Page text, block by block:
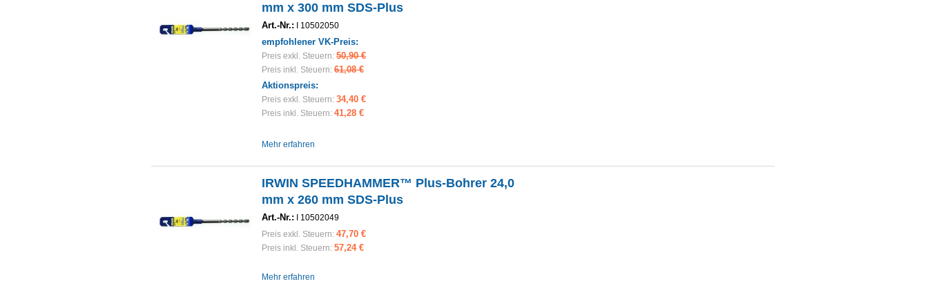
mm x 300 mm SDS-Plus
Art.-Nr.: I 10502050
empfohlener VK-Preis:
Preis exkl. Steuern: 50,90 €
Preis inkl. Steuern: 61,08 €
Aktionspreis:
Preis exkl. Steuern: 34,40 €
Preis inkl. Steuern: 41,28 €
Mehr erfahren
IRWIN SPEEDHAMMER™ Plus-Bohrer 24,0
mm x 260 mm SDS-Plus
Art.-Nr.: I 10502049
Preis exkl. Steuern: 47,70 €
Preis inkl. Steuern: 57,24 €
Mehr erfahren